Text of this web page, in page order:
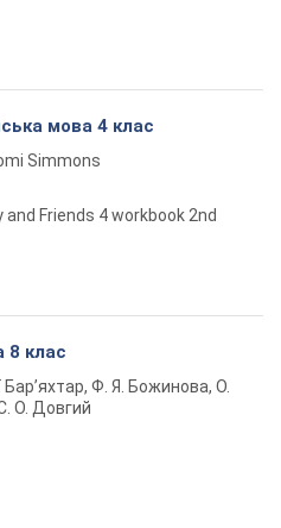
мова 4 клас
Simmons
and Friends 4 workbook 2nd
8 клас
Бар’яхтар, Ф. Я. Божинова, О.
О. Довгий